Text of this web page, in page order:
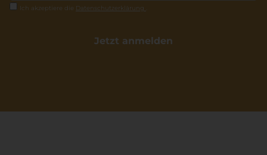
Ich akzeptiere die Datenschutzerklärung